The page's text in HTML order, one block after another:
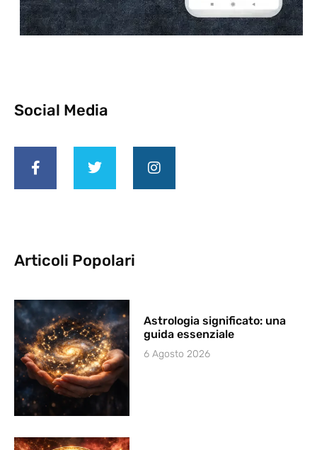
Social Media
Articoli Popolari
Astrologia significato: una
guida essenziale
6 Agosto 2026